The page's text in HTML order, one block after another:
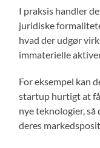
I praksis handler
juridiske
hvad der udgør
immaterielle
For eksempel kan
startup hurtigt at
nye teknologier,
deres